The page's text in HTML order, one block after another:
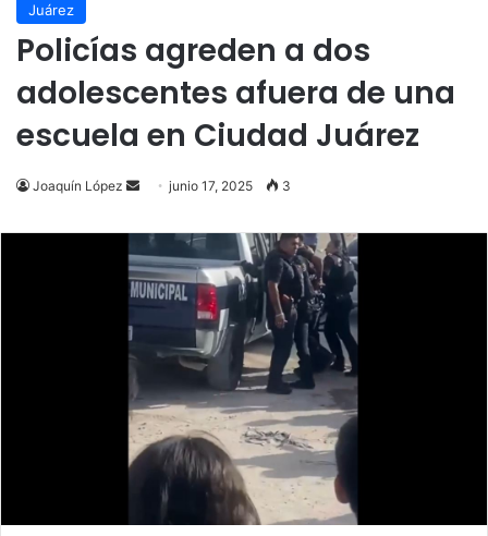
Juárez
Policías agreden a dos
adolescentes afuera de una
escuela en Ciudad Juárez
Joaquín López
Send
email
junio 17, 2025 3